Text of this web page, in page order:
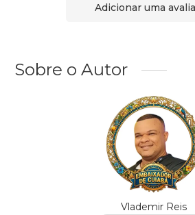
Adicionar uma
Sobre o Autor
Vlademir Reis